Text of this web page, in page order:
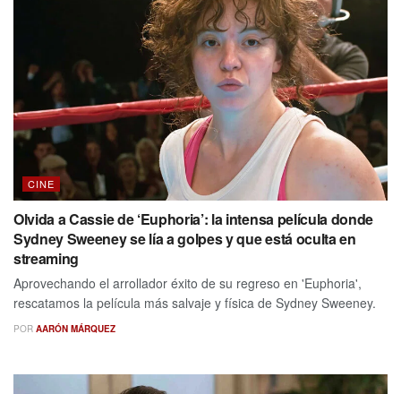
CINE
Olvida a Cassie de ‘Euphoria’: la intensa película donde
Sydney Sweeney se lía a golpes y que está oculta en
streaming
Aprovechando el arrollador éxito de su regreso en 'Euphoria',
rescatamos la película más salvaje y física de Sydney Sweeney.
POR AARÓN MÁRQUEZ